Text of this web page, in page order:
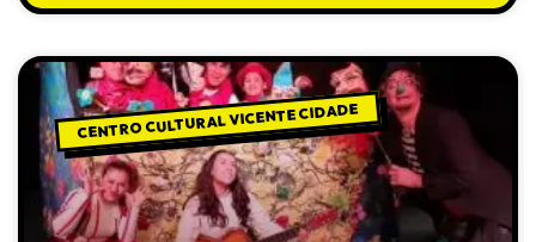
CENTRO CULTURAL VICENTE CIDADE